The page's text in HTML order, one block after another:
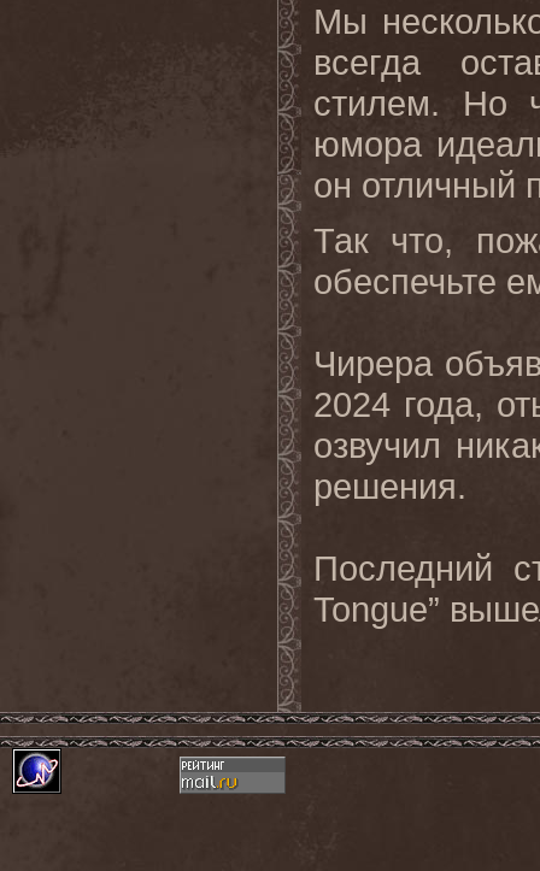
Мы
всегда
стилем. Но
юмора
он отличный
Так что,
обеспечьте
Чирера
2024 года,
озвучил
решения.
Последний
Tongue”